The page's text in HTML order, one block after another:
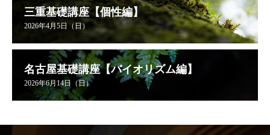
三重基礎講座【個性編】
2026年4月5日（日）
名古屋基礎講座【バイオリズム編】
2026年6月14日（日）